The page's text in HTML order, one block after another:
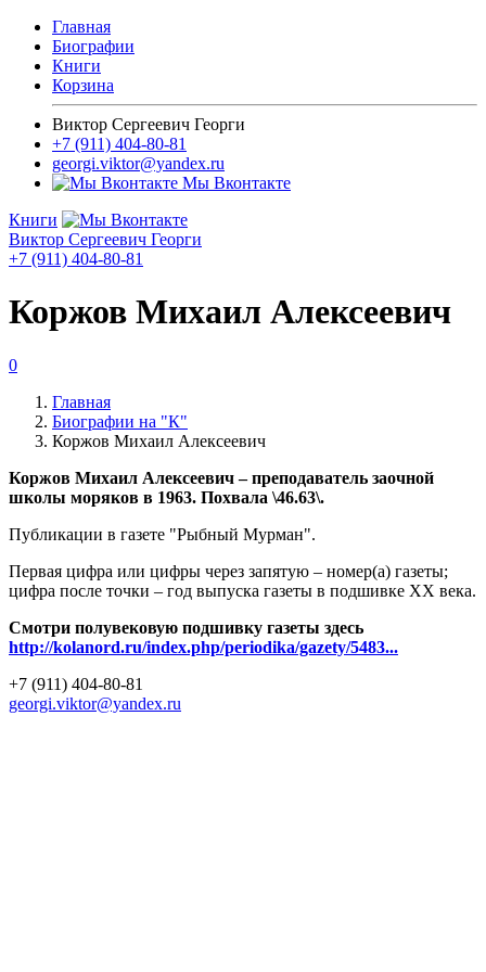
Главная
Биографии
Книги
Корзина
Виктор Сергеевич Георги
+7 (911) 404-80-81
georgi.viktor@yandex.ru
Мы Вконтакте
Книги
Виктор Сергеевич Георги
+7 (911) 404-80-81
Коржов Михаил Алексеевич
0
Главная
Биографии на "К"
Коржов Михаил Алексеевич
Коржов Михаил Алексеевич – преподаватель заочной
школы моряков в 1963. Похвала \46.63\.
Публикации в газете "Рыбный Мурман".
Первая цифра или цифры через запятую – номер(а) газеты;
цифра после точки – год выпуска газеты в подшивке ХХ века.
Смотри полувековую подшивку газеты здесь
http://kolanord.ru/index.php/periodika/gazety/5483...
+7 (911) 404-80-81
georgi.viktor@yandex.ru